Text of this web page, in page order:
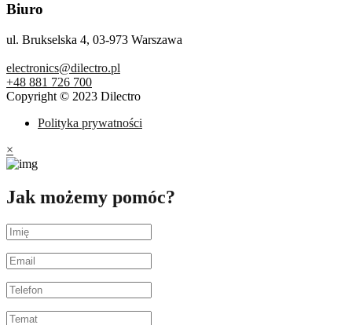
Biuro
ul. Brukselska 4, 03-973 Warszawa
electronics@dilectro.pl
+48 881 726 700
Copyright © 2023 Dilectro
Polityka prywatności
×
Jak możemy pomóc?